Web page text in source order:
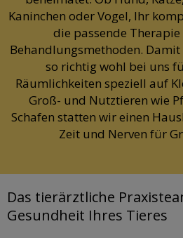
Kaninchen oder Vogel, Ihr
die passende
Behandlungsmethoden.
so richtig wohl bei uns
Räumlichkeiten speziell auf
Groß- und Nutztieren wie
Schafen statten wir einen
Zeit und Nerven für
Das tierärztliche
Gesundheit Ihres Tieres